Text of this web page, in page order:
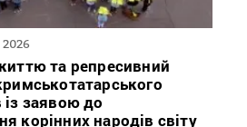
та репресивний
заявою до
корінних народів світу